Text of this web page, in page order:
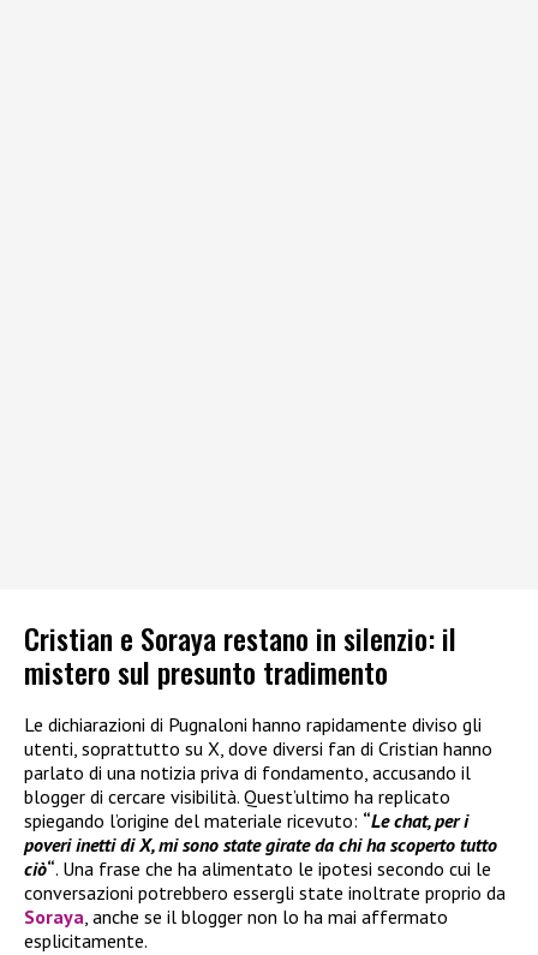
Cristian e Soraya restano in silenzio: il
mistero sul presunto tradimento
Le dichiarazioni di Pugnaloni hanno rapidamente diviso gli
utenti, soprattutto su X, dove diversi fan di Cristian hanno
parlato di una notizia priva di fondamento, accusando il
blogger di cercare visibilità. Quest’ultimo ha replicato
spiegando l’origine del materiale ricevuto: “Le chat, per i
poveri inetti di X, mi sono state girate da chi ha scoperto tutto
ciò“. Una frase che ha alimentato le ipotesi secondo cui le
conversazioni potrebbero essergli state inoltrate proprio da
Soraya, anche se il blogger non lo ha mai affermato
esplicitamente.